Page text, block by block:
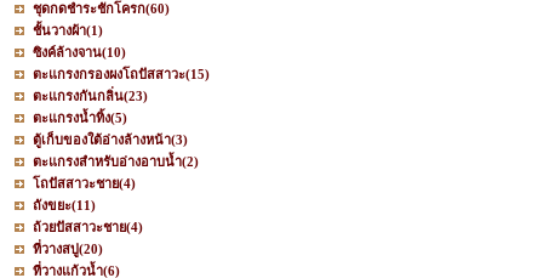
ชุดกดชำระชักโครก(60)
ชั้นวางผ้า(1)
ซิงค์ล้างจาน(10)
ตะแกรงกรองผงโถปัสสาวะ(15)
ตะแกรงกันกลิ่น(23)
ตะแกรงน้ำทิ้ง(5)
ตู้เก็บของใต้อ่างล้างหน้า(3)
ตะแกรงสำหรับอ่างอาบน้ำ(2)
โถปัสสาวะชาย(4)
ถังขยะ(11)
ถ้วยปัสสาวะชาย(4)
ที่วางสบู่(20)
ที่วางแก้วน้ำ(6)